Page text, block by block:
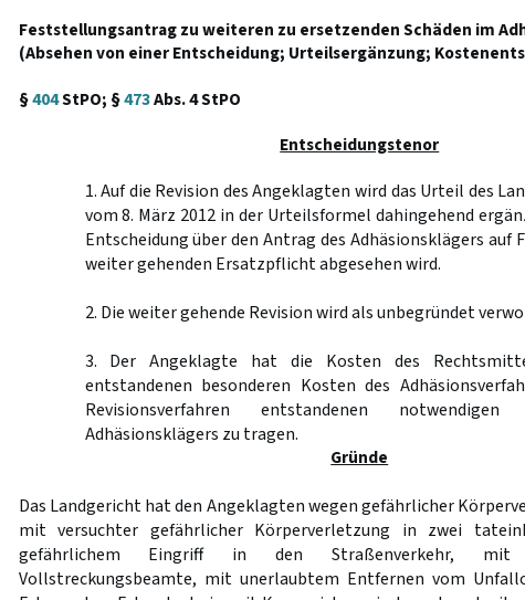
Feststellungsantrag zu weiteren zu ersetzenden Schäden im
(Absehen von einer Entscheidung; Urteilsergänzung;
§404StPO; §473Abs. 4 StPO
Entscheidungstenor
1. Auf die Revision des Angeklagten wird das Urteil des
vom 8. März 2012 in der Urteilsformel dahingehend
Entscheidung über den Antrag des Adhäsionsklägers auf
weiter gehenden Ersatzpflicht abgesehen wird.
2. Die weiter gehende Revision wird als unbegründet
3. Der Angeklagte hat die Kosten des
entstandenen besonderen Kosten des
Revisionsverfahren entstandenen
Adhäsionsklägers zu tragen.
Gründe
Das Landgericht hat den Angeklagten wegen gefährlicher
mit versuchter gefährlicher Körperverletzung in zwei
gefährlichem Eingriff in den Straßenverkehr, mit
Vollstreckungsbeamte, mit unerlaubtem Entfernen vom